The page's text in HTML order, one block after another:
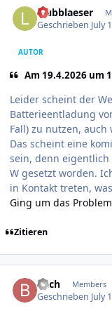
laubblaeser
Geschrieben July
AUTOR
Am 19.4.2026 um
Leider scheint der
Batterieentladung
Fall) zu nutzen,
Das scheint eine
sein, denn
W gesetzt worden.
in Kontakt treten,
Ging um das
Zitieren
Bach Members
Geschrieben July